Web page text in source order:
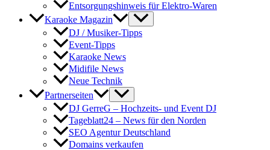
Entsorgungshinweis für Elektro-Waren
Karaoke Magazin
DJ / Musiker-Tipps
Event-Tipps
Karaoke News
Midifile News
Neue Technik
Partnerseiten
DJ GerreG – Hochzeits- und Event DJ
Tageblatt24 – News für den Norden
SEO Agentur Deutschland
Domains verkaufen